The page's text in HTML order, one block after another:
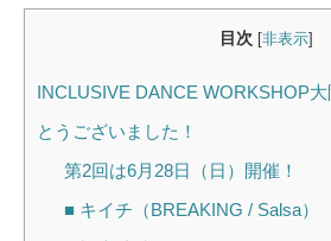
目次 [非表示]
INCLUSIVE DANCE WORKSHOP
とうございました！
第2回は6月28日（日）開催！
■ キイチ（BREAKING / Salsa）